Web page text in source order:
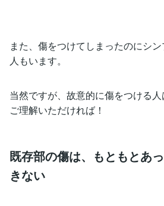
また、傷をつけてしまったのにシ
人もいます。
当然ですが、故意的に傷をつける
ご理解いただければ！
既存部の傷は、もともとあ
きない